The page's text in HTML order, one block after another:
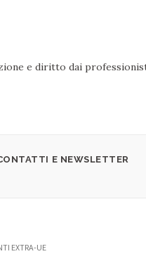
e diritto dai
E NEWSLETTER
EXTRA-UE